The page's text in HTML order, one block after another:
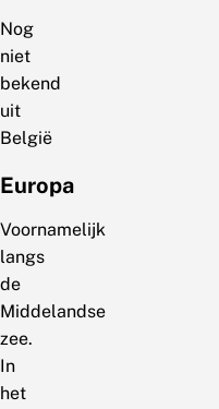
Nog
niet
bekend
uit
België
Europa
Voornamelijk
langs
de
Middelandse
zee.
In
het